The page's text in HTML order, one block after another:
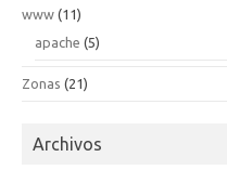
www (11)
apache (5)
Zonas (21)
Archivos